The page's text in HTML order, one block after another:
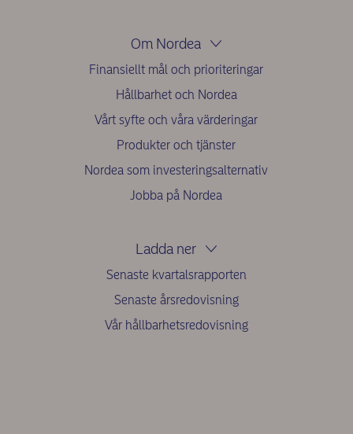
Om Nordea
Finansiellt mål och prioriteringar
Hållbarhet och Nordea
Vårt syfte och våra värderingar
Produkter och tjänster
Nordea som investeringsalternativ
Jobba på Nordea
Ladda ner
Senaste kvartalsrapporten
Senaste årsredovisning
Vår hållbarhetsredovisning